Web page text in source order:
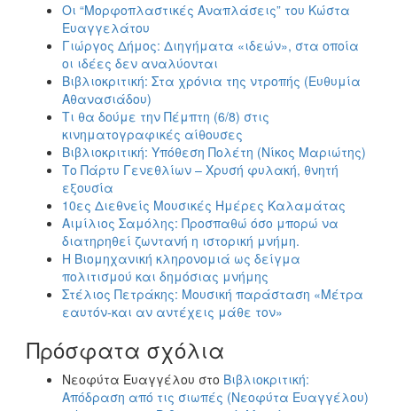
Οι “Μορφοπλαστικές Αναπλάσεις” του Κώστα
Ευαγγελάτου
Γιώργος Δήμος: Διηγήματα «ιδεών», στα οποία
οι ιδέες δεν αναλύονται
Βιβλιοκριτική: Στα χρόνια της ντροπής (Ευθυμία
Αθανασιάδου)
Τι θα δούμε την Πέμπτη (6/8) στις
κινηματογραφικές αίθουσες
Βιβλιοκριτική: Υπόθεση Πολέτη (Νίκος Μαριώτης)
Το Πάρτυ Γενεθλίων – Χρυσή φυλακή, θνητή
εξουσία
10ες Διεθνείς Μουσικές Ημέρες Καλαμάτας
Αιμίλιος Σαμόλης: Προσπαθώ όσο μπορώ να
διατηρηθεί ζωντανή η ιστορική μνήμη.
Η Βιομηχανική κληρονομιά ως δείγμα
πολιτισμού και δημόσιας μνήμης
Στέλιος Πετράκης: Μουσική παράσταση «Μέτρα
εαυτόν-και αν αντέχεις μάθε τον»
Πρόσφατα σχόλια
Νεοφύτα Ευαγγέλου στο Βιβλιοκριτική:
Απόδραση από τις σιωπές (Νεοφύτα Ευαγγέλου)